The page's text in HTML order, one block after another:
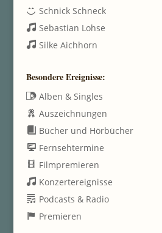
Schnick Schneck
Sebastian Lohse
Silke Aichhorn
Besondere Ereignisse:
Alben & Singles
Auszeichnungen
Bücher und Hörbücher
Fernsehtermine
Filmpremieren
Konzertereignisse
Podcasts & Radio
Premieren